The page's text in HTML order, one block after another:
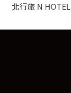
北行旅 N